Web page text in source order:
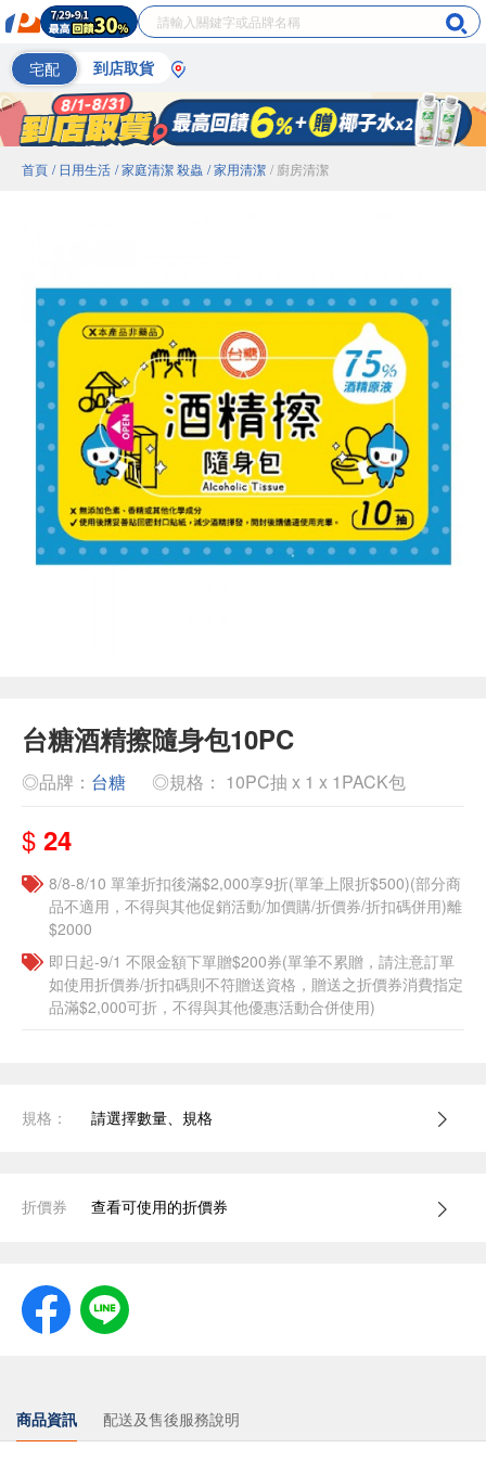
宅配 到店取貨
首頁 / 日用生活 / 家庭清潔 殺蟲 / 家用清潔 / 廚房清潔
台糖酒精擦隨身包10PC
◎品牌： 台糖 ◎規格： 10PC抽 x 1 x 1PACK包
$ 24
8/8-8/10 單筆折扣後滿$2,000享9折(單筆上限折$500)(部分商
品不適用，不得與其他促銷活動/加價購/折價券/折扣碼併用)離
$2000
即日起-9/1 不限金額下單贈$200券(單筆不累贈，請注意訂單
如使用折價券/折扣碼則不符贈送資格，贈送之折價券消費指定
品滿$2,000可折，不得與其他優惠活動合併使用)
規格： 請選擇數量、規格
折價券 查看可使用的折價券
商品資訊 配送及售後服務說明